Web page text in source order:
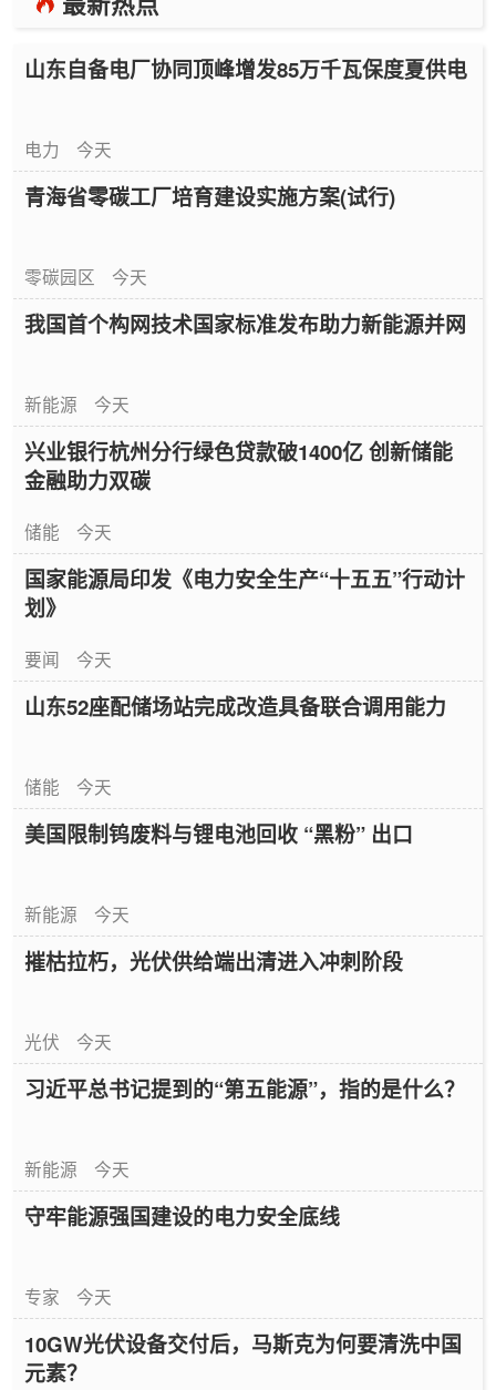
山东自备电厂协同顶峰增发85万千瓦保度夏供电
电力 今天
青海省零碳工厂培育建设实施方案(试行)
零碳园区 今天
我国首个构网技术国家标准发布助力新能源并网
新能源 今天
兴业银行杭州分行绿色贷款破1400亿 创新储能
金融助力双碳
储能 今天
国家能源局印发《电力安全生产“十五五”行动计
划》
要闻 今天
山东52座配储场站完成改造具备联合调用能力
储能 今天
美国限制钨废料与锂电池回收 “黑粉” 出口
新能源 今天
摧枯拉朽，光伏供给端出清进入冲刺阶段
光伏 今天
习近平总书记提到的“第五能源”，指的是什么？
新能源 今天
守牢能源强国建设的电力安全底线
专家 今天
10GW光伏设备交付后，马斯克为何要清洗中国
元素？